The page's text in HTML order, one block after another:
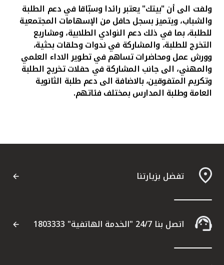
ولفت الى أن "بيتك" يعتبر رائدا وسبّاقا في دعم الطلبة
والشباب، ويتميز بسجل حافل من الإسهامات المجتمعية
للطلبة، بما في ذلك دعم النوادي الطلابية، ومشاريع
التخرج للطلبة، والمشاركة في ندوات وحلقات بحثية،
وورش عمل ومحاضرات تساهم في تطوير الاداء العلمي
والمهني، الى جانب المشاركة في حفلات تخريج الطلبة
وتكريم المتفوقين، بالاضافة الى دعم طلبة الثانوية
العامة وطلبة المدارس بمختلف فئاتهم.
تفضل بزيارتنا
اتصل بنا 24/7 "الخدمة الهاتفية" 1803333